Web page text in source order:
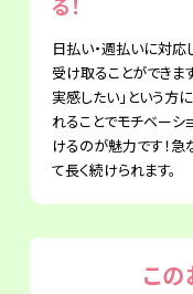
る！
日払い・週払いに対応
受け取ることができま
実感したい」という方
れることでモチベーシ
けるのが魅力です！
て長く続けられます。
この